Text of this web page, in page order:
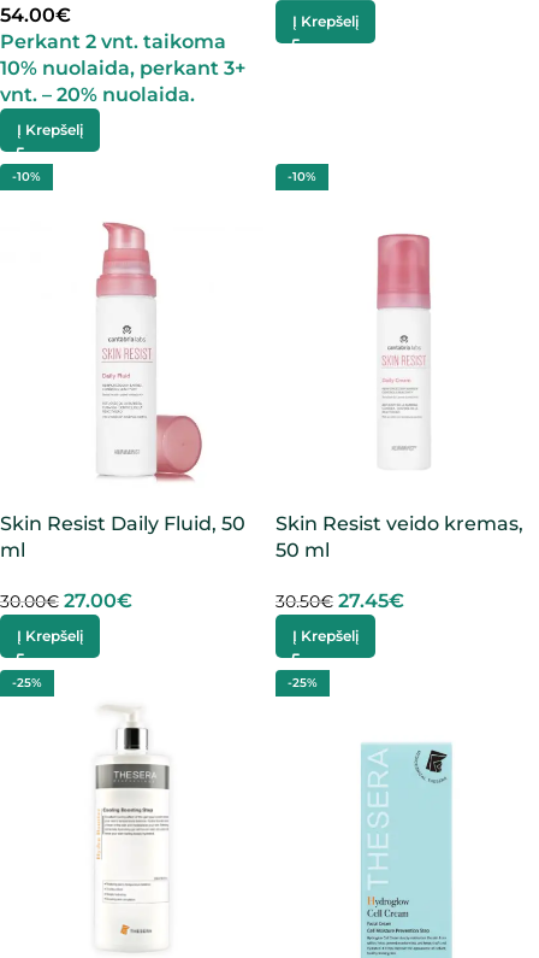
54.00€
Perkant 2 vnt. taikoma
10% nuolaida, perkant 3+
vnt. – 20% nuolaida.
Į Krepšelį
Į Krepšelį
-10%
Skin Resist Daily Fluid, 50
ml
30.00€ 27.00€
Į Krepšelį
-10%
Skin Resist veido kremas,
50 ml
30.50€ 27.45€
Į Krepšelį
-25% -25%